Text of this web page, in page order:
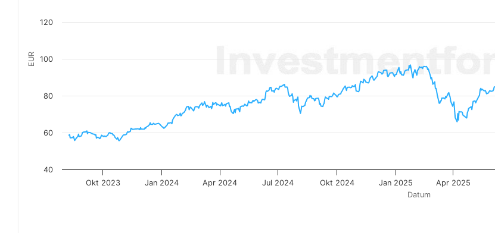
Datum
EUR
Jan 2024 Jul 2024 Jan 2025
Okt 2023 Apr 2024 Okt 2024 Apr 2025
60
80
100
120
40